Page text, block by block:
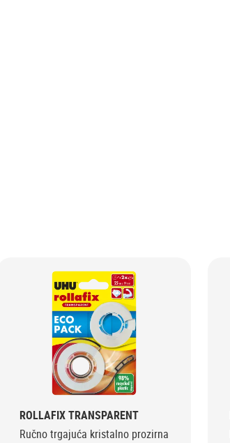
ROLLAFIX TRANSPARENT
Ručno trgajuća kristalno prozirna